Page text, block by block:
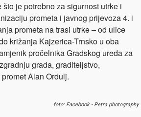
je potrebno za sigurnost utrke i
prometa i javnog prijevoza 4. i
prometa na trasi utrke – od ulice
križanja Kajzerica-Trnsko u oba
pročelnika Gradskog ureda za
grada, graditeljstvo,
Alan Ordulj.
foto: Facebook - Petra photography